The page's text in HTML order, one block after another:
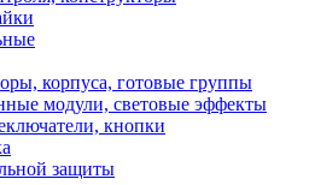
корпуса, готовые группы
модули, световые эффекты
кнопки
защиты